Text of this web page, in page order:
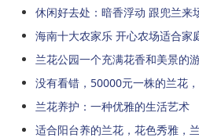
休闲好去处：暗香浮动 跟兜兰来
海南十大农家乐 开心农场适合家
兰花公园一个充满花香和美景的
没有看错，50000元一株的兰花
兰花养护：一种优雅的生活艺术
适合阳台养的兰花，花色秀雅，